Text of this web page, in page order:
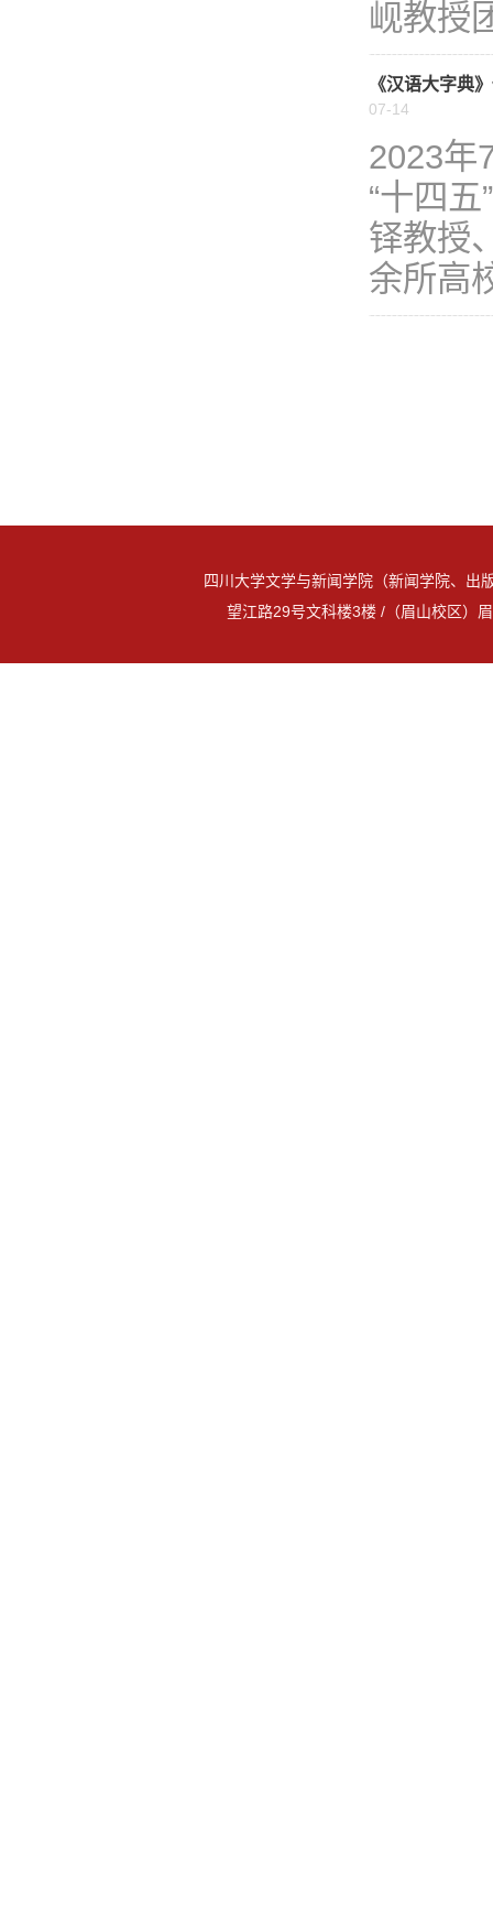
岘教授
《汉语大字典
07-14
2023年
“十四
铎教授
余所高
四川大学文学与新闻学院（新闻学院、
望江路29号文科楼3楼 /（眉山校区